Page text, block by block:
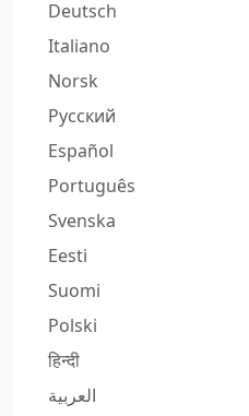
Deutsch
Italiano
Norsk
Русский
Español
Português
Svenska
Eesti
Suomi
Polski
हिन्दी
العربية